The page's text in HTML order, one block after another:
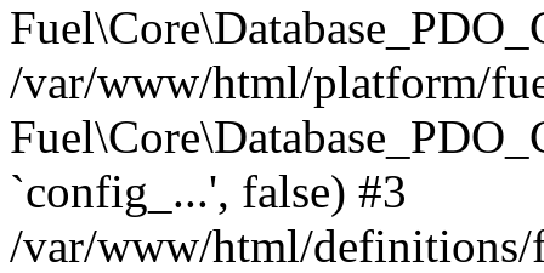
/var/www/html/platform/
`config_...', false) #3
/var/www/html/definitions/